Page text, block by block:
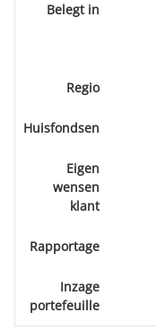
Belegt in
Regio
Huisfondsen
Eigen
wensen
klant
Rapportage
Inzage
portefeuille